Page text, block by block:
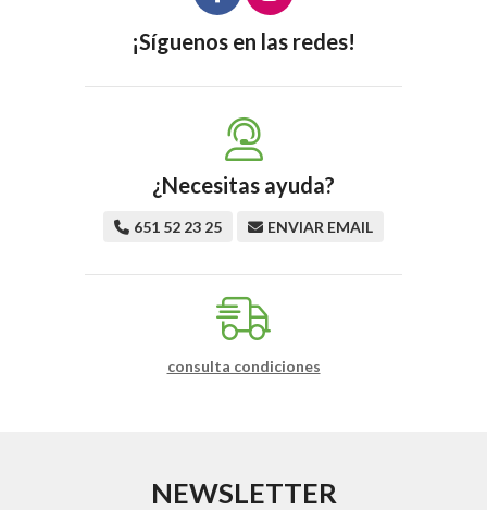
¡Síguenos en las redes!
¿Necesitas ayuda?
651 52 23 25 ENVIAR EMAIL
consulta condiciones
NEWSLETTER